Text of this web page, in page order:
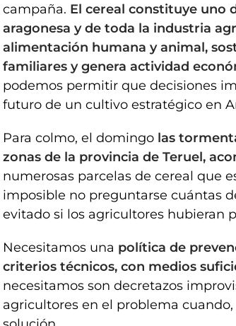
campaña. El cereal constituye uno
aragonesa y de toda la industria
alimentación humana y animal,
familiares y genera actividad
podemos permitir que decisiones
futuro de un cultivo estratégico en
Para colmo, el domingo las
zonas de la provincia de Teruel,
numerosas parcelas de cereal que
imposible no preguntarse cuántas
evitado si los agricultores hubieran
Necesitamos una política de
criterios técnicos, con medios
necesitamos son decretazos
agricultores en el problema